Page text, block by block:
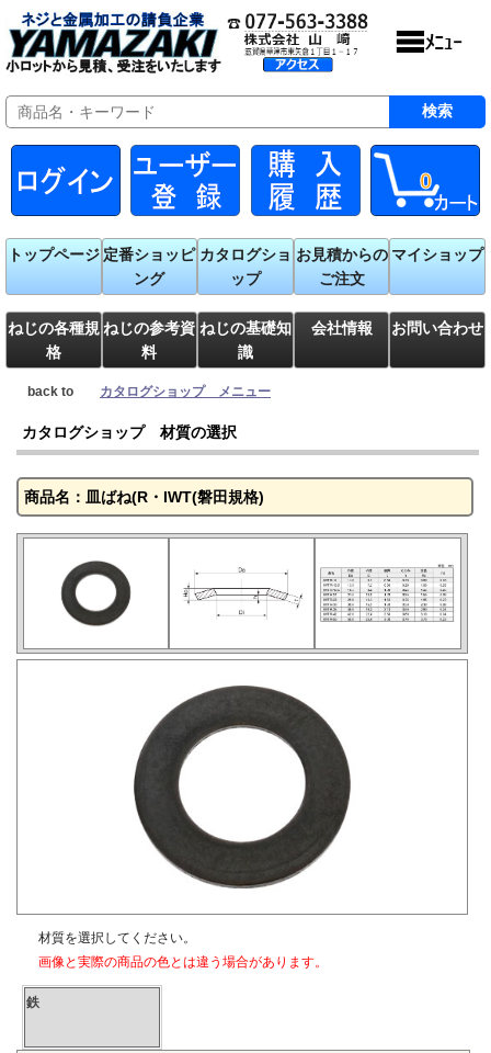
0
トップページ 定番ショッピ
ング
カタログショ
ップ
お見積からの
ご注文
マイショップ
ねじの各種規
格
ねじの参考資
料
ねじの基礎知
識
会社情報 お問い合わせ
back to カタログショップ メニュー
カタログショップ 材質の選択
商品名：皿ばね(R・IWT(磐田規格)
材質を選択してください。
画像と実際の商品の色とは違う場合があります。
鉄